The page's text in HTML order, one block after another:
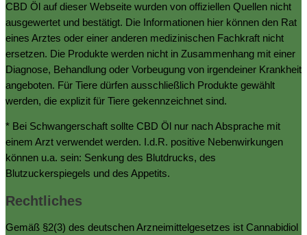
CBD Öl auf dieser Webseite wurden von offiziellen Quellen nicht
ausgewertet und bestätigt. Die Informationen hier können den Rat
eines Arztes oder einer anderen medizinischen Fachkraft nicht
ersetzen. Die Produkte werden nicht in Zusammenhang mit einer
Diagnose, Behandlung oder Vorbeugung von irgendeiner Krankheit
angeboten. Für Tiere dürfen ausschließlich Produkte gewählt
werden, die explizit für Tiere gekennzeichnet sind.
* Bei Schwangerschaft sollte CBD Öl nur nach Absprache mit
einem Arzt verwendet werden. I.d.R. positive Nebenwirkungen
können u.a. sein: Senkung des Blutdrucks, des
Blutzuckerspiegels und des Appetits.
Rechtliches
Gemäß §2(3) des deutschen Arzneimittelgesetzes ist Cannabidiol